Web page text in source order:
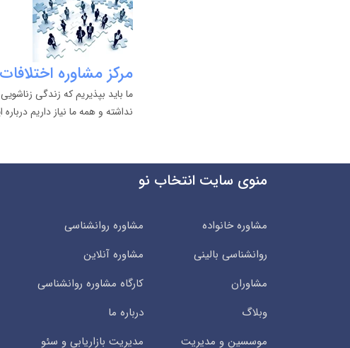
مرکز مشاوره
ما باید بپذیریم که زندگی
نداشته و همه ما نیاز داریم
منوی سایت انتخاب نو
مشاوره خانواده
مشاوره روانشناسی
روانشناسی بالینی
مشاوره آنلاین
مشاوران
کارگاه مشاوره روانشناسی
وبلاگ
درباره ما
موسسین و مدیریت
مدیریت بازاریابی و سئو